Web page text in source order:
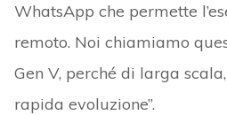
WhatsApp che permette
remoto. Noi chiamiamo
Gen V, perché di larga
rapida evoluzione”.